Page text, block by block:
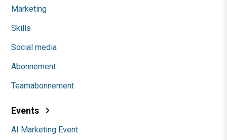
Marketing
Skills
Social media
Abonnement
Teamabonnement
Events
AI Marketing Event